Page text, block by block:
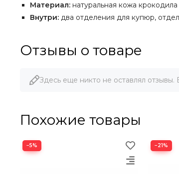
Материал: натуральная кожа
Внутри: два отделения для купюр,
Отзывы о товаре
Здесь еще никто не оставлял отзывы.
Похожие товары
−5% −21%